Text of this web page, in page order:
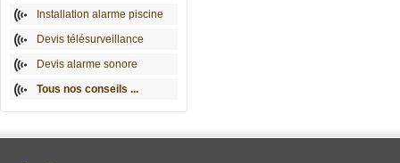
Installation alarme piscine
Devis télésurveillance
Devis alarme sonore
Tous nos conseils ...